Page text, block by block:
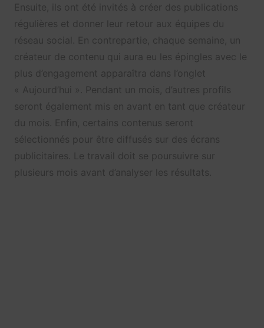
Ensuite, ils ont été invités à créer des publications
régulières et donner leur retour aux équipes du
réseau social. En contrepartie, chaque semaine, un
créateur de contenu qui aura eu les épingles avec le
plus d’engagement apparaîtra dans l’onglet
« Aujourd’hui ». Pendant un mois, d’autres profils
seront également mis en avant en tant que créateur
du mois. Enfin, certains contenus seront
sélectionnés pour être diffusés sur des écrans
publicitaires. Le travail doit se poursuivre sur
plusieurs mois avant d’analyser les résultats.